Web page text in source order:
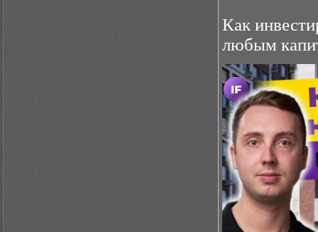
Как
любым